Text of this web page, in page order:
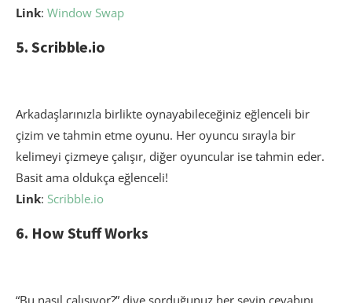
Link: Window Swap
5. Scribble.io
Arkadaşlarınızla birlikte oynayabileceğiniz eğlenceli bir
çizim ve tahmin etme oyunu. Her oyuncu sırayla bir
kelimeyi çizmeye çalışır, diğer oyuncular ise tahmin eder.
Basit ama oldukça eğlenceli!
Link: Scribble.io
6. How Stuff Works
“Bu nasıl çalışıyor?” diye sorduğunuz her şeyin cevabını